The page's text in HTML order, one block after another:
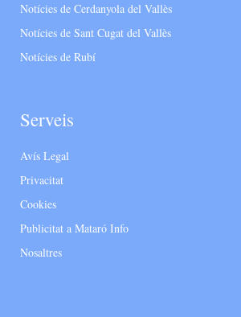
Notícies de Cerdanyola del Vallès
Notícies de Sant Cugat del Vallès
Notícies de Rubí
Serveis
Avís Legal
Privacitat
Cookies
Publicitat a Mataró Info
Nosaltres